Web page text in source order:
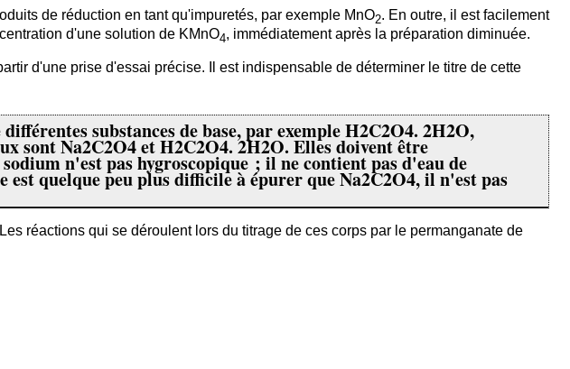
de réduction en tant qu'impuretés, par exemple MnO2. En outre, il est facilement
d'une solution de KMnO4, immédiatement après la préparation diminuée.
d'une prise d'essai précise. Il est indispensable de déterminer le titre de cette
substances de base, par exemple H2C2O4. 2H2O,
sont Na2C2O4 et H2C2O4. 2H2O. Elles doivent être
n'est pas hygroscopique ; il ne contient pas d'eau de
quelque peu plus difficile à épurer que Na2C2O4, il n'est pas
réactions qui se déroulent lors du titrage de ces corps par le permanganate de